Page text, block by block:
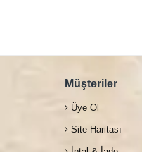
Müşteriler
Üye Ol
Site Haritası
İptal & İade